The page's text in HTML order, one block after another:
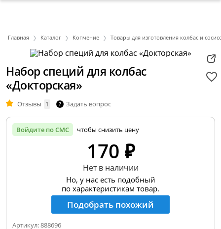
Главная Каталог Копчение Товары для изготовления колбас и
Набор специй для колбас
«Докторская»
Отзывы 1 Задать вопрос
Войдите по СМС чтобы снизить цену
170 ₽
Нет в наличии
Но, у нас есть подобный
по характеристикам товар.
Подобрать похожий
Артикул:888696